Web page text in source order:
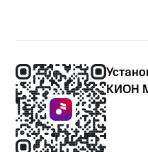
КИОН